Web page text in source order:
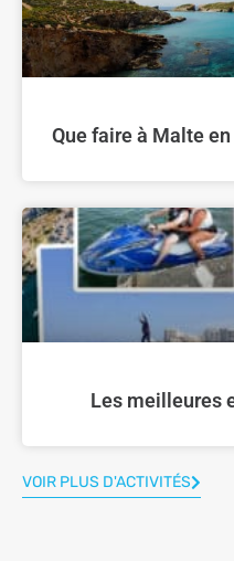
Que faire à Malte
Les meilleures
VOIR PLUS D'ACTIVITÉS